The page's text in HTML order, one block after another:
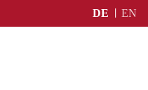
DE EN